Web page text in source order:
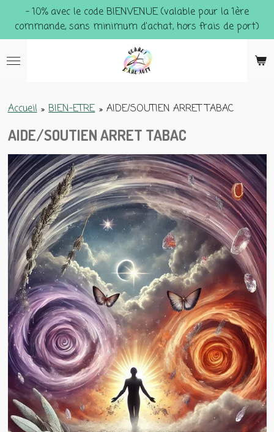
Passer
au
contenu
principal
- 10% avec le code BIENVENUE (valable pour la 1ère
commande, sans minimum d'achat, hors frais de port)
Accueil » BIEN-ETRE » AIDE/SOUTIEN ARRET TABAC
AIDE/SOUTIEN ARRET TABAC